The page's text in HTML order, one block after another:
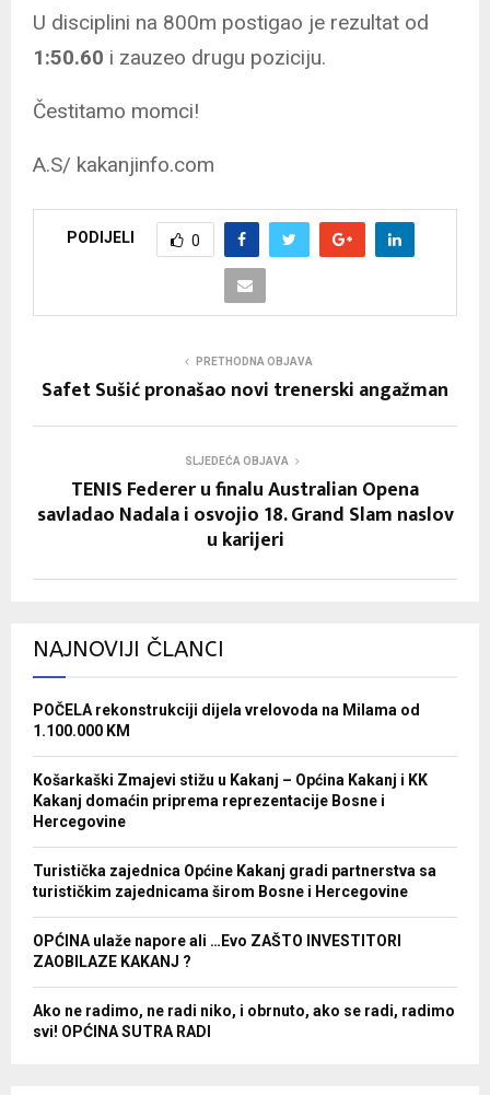
U disciplini na 800m postigao je rezultat od
1:50.60 i zauzeo drugu poziciju.
Čestitamo momci!
A.S/ kakanjinfo.com
PODIJELI 0
PRETHODNA OBJAVA
Safet Sušić pronašao novi trenerski angažman
SLJEDEĆA OBJAVA
TENIS Federer u finalu Australian Opena
savladao Nadala i osvojio 18. Grand Slam naslov
u karijeri
NAJNOVIJI ČLANCI
POČELA rekonstrukciji dijela vrelovoda na Milama od
1.100.000 KM
Košarkaški Zmajevi stižu u Kakanj – Općina Kakanj i KK
Kakanj domaćin priprema reprezentacije Bosne i
Hercegovine
Turistička zajednica Općine Kakanj gradi partnerstva sa
turističkim zajednicama širom Bosne i Hercegovine
OPĆINA ulaže napore ali …Evo ZAŠTO INVESTITORI
ZAOBILAZE KAKANJ ?
Ako ne radimo, ne radi niko, i obrnuto, ako se radi, radimo
svi! OPĆINA SUTRA RADI